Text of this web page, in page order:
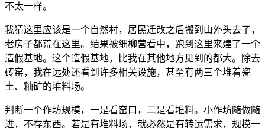
不太一样。
我猜这里应该是一个自然村，居民迁改之后搬到山外头去了，
老房子都荒在这里。结果被细柳营看中，跑到这里来建了一个
造假基地。这个造假基地，比我在其他地方见到的都大。除去
砖窑，我在远处还看到许多相关设施，甚至有两三个堆着瓷
土、釉矿的堆料场。
判断一个作坊规模，一是看窑口，二是看堆料。小作坊随做随
进，不存东西。若是有堆料场，就必然是有转运需求，规模一